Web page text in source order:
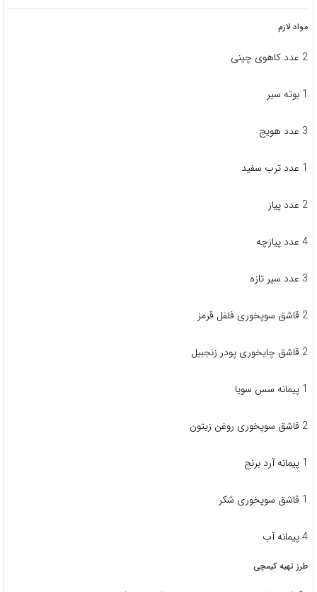
مواد لازم
2 عدد کاهوی چینی
1 بوته سیر
3 عدد هویج
1 عدد ترب سفید
2 عدد پیاز
4 عدد پیازچه
3 عدد سیر تازه
2 قاشق سوپخوری فلفل قرمز
2 قاشق چایخوری پودر زنجبیل
1 پیمانه سس سویا
2 قاشق سوپخوری روغن زیتون
1 پیمانه آرد برنج
1 قاشق سوپخوری شکر
4 پیمانه آب
طرز تهیه کیمچی